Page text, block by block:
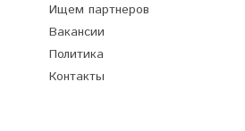
Ищем партнеров
Вакансии
Политика
Контакты